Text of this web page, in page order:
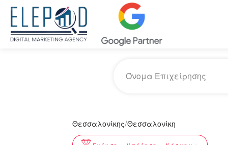
Θεσσαλονίκης/Θεσσαλονίκη